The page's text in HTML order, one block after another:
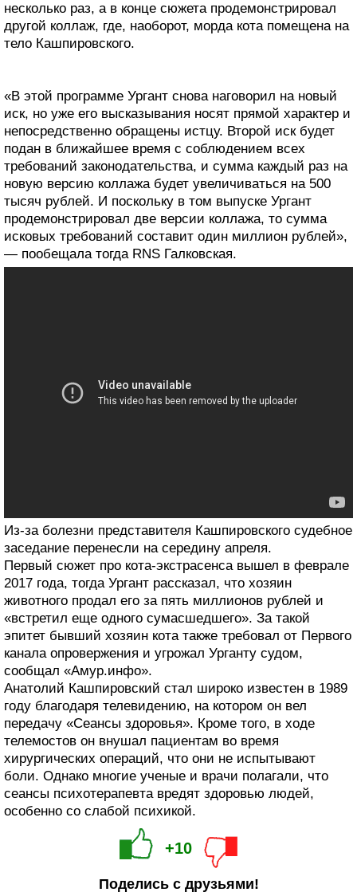
несколько раз, а в конце сюжета продемонстрировал
другой коллаж, где, наоборот, морда кота помещена на
тело Кашпировского.
«В этой программе Ургант снова наговорил на новый
иск, но уже его высказывания носят прямой характер и
непосредственно обращены истцу. Второй иск будет
подан в ближайшее время с соблюдением всех
требований законодательства, и сумма каждый раз на
новую версию коллажа будет увеличиваться на 500
тысяч рублей. И поскольку в том выпуске Ургант
продемонстрировал две версии коллажа, то сумма
исковых требований составит один миллион рублей»,
— пообещала тогда RNS Галковская.
Из-за болезни представителя Кашпировского судебное
заседание перенесли на середину апреля.
Первый сюжет про кота-экстрасенса вышел в феврале
2017 года, тогда Ургант рассказал, что хозяин
животного продал его за пять миллионов рублей и
«встретил еще одного сумасшедшего». За такой
эпитет бывший хозяин кота также требовал от Первого
канала опровержения и угрожал Урганту судом,
сообщал «Амур.инфо».
Анатолий Кашпировский стал широко известен в 1989
году благодаря телевидению, на котором он вел
передачу «Сеансы здоровья». Кроме того, в ходе
телемостов он внушал пациентам во время
хирургических операций, что они не испытывают
боли. Однако многие ученые и врачи полагали, что
сеансы психотерапевта вредят здоровью людей,
особенно со слабой психикой.
+10
Поделись с друзьями!